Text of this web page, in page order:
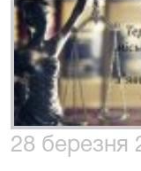
28 березня